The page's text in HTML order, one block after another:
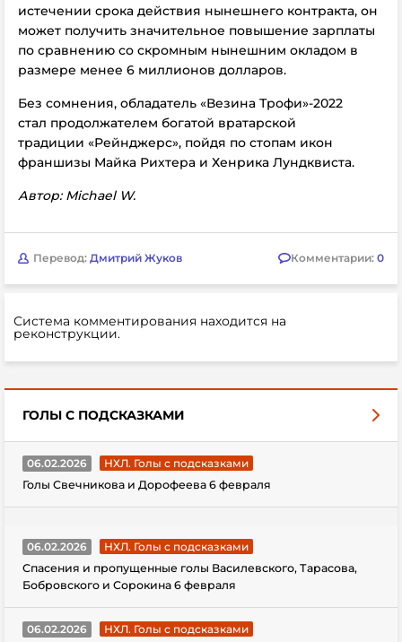
истечении срока действия нынешнего контракта, он
может получить значительное повышение зарплаты
по сравнению со скромным нынешним окладом в
размере менее 6 миллионов долларов.
Без сомнения, обладатель «Везина Трофи»-2022
стал продолжателем богатой вратарской
традиции «Рейнджерс», пойдя по стопам икон
франшизы Майка Рихтера и Хенрика Лундквиста.
Автор: Michael W.
Перевод: Дмитрий Жуков Комментарии: 0
Система комментирования находится на
реконструкции.
ГОЛЫ С ПОДСКАЗКАМИ
06.02.2026
НХЛ. Голы с подсказками
Голы Свечникова и Дорофеева 6 февраля
06.02.2026
НХЛ. Голы с подсказками
Спасения и пропущенные голы Василевского, Тарасова,
Бобровского и Сорокина 6 февраля
06.02.2026
НХЛ. Голы с подсказками